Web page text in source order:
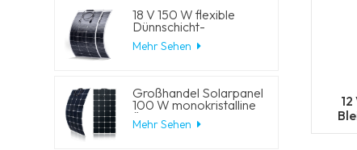
Generator für
Wohnhäuser
18 V 150 W flexible
Dünnschicht-
Solarmodule
Mehr Sehen
Großhandel Solarpanel
100 W monokristalline
flexible PV-
Solarmodule
Mehr Sehen